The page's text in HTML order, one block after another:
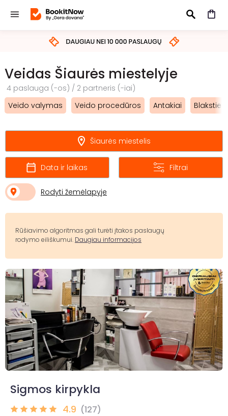
IEŠKOTI
Veidas Šiaurės miestelyje
4 paslauga (-os) / 2 partneris (-iai)
Veido valymas
Veido procedūros Antakiai
Šiaurės miestelis
Data ir laikas Filtrai
Rodyti žemėlapyje
Rūšiavimo algoritmas gali turėti įtakos paslaugų
rodymo eiliškumui. Daugiau informacijos
Sigmos kirpykla
4.9 (127)